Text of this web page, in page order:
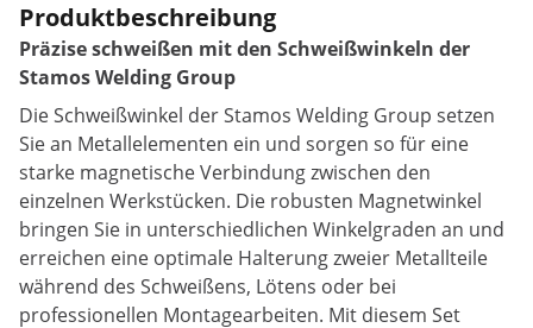
Produktbeschreibung
Präzise schweißen mit den Schweißwinkeln der
Stamos Welding Group
Die Schweißwinkel der Stamos Welding Group setzen
Sie an Metallelementen ein und sorgen so für eine
starke magnetische Verbindung zwischen den
einzelnen Werkstücken. Die robusten Magnetwinkel
bringen Sie in unterschiedlichen Winkelgraden an und
erreichen eine optimale Halterung zweier Metallteile
während des Schweißens, Lötens oder bei
professionellen Montagearbeiten. Mit diesem Set